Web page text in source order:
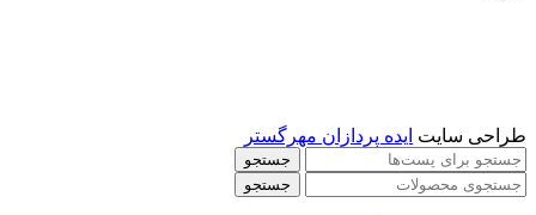
طراحی سایت ایده پردازان مهرگستر
جستجو
جستجو